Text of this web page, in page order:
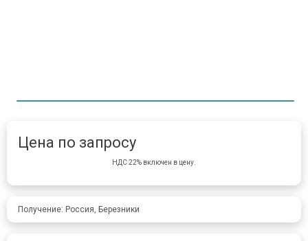
Цена по запросу
НДС 22% включен в цену.
Получение: Россия, Березники